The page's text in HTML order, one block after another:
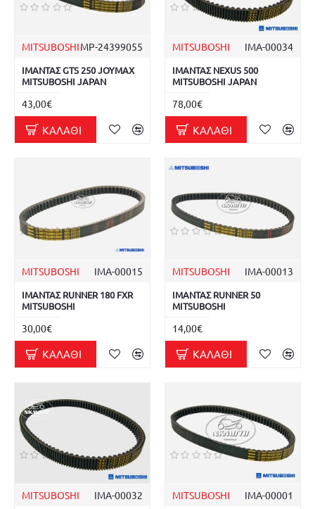
MITSUBOSHIMP-24399055
ΙΜΑΝΤΑΣ GTS 250 JOYMAX
MITSUBOSHI JAPAN
43,00€
ΚΑΛΆΘΙ
MITSUBOSHI ΙΜΑ-00034
ΙΜΑΝΤΑΣ NEXUS 500
MITSUBOSHI JAPAN
78,00€
ΚΑΛΆΘΙ
MITSUBOSHI ΙΜΑ-00015
ΙΜΑΝΤΑΣ RUNNER 180 FXR
MITSUBOSHI
30,00€
ΚΑΛΆΘΙ
MITSUBOSHI ΙΜΑ-00013
ΙΜΑΝΤΑΣ RUNNER 50
MITSUBOSHI
14,00€
ΚΑΛΆΘΙ
MITSUBOSHI ΙΜΑ-00032 MITSUBOSHI ΙΜΑ-00001